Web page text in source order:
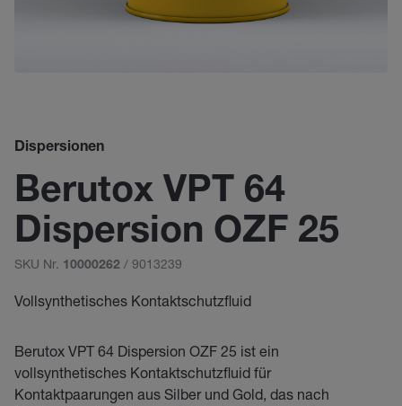
Dispersionen
Berutox VPT 64
Dispersion OZF 25
SKU Nr. 10000262 / 9013239
Vollsynthetisches Kontaktschutzfluid
Berutox VPT 64 Dispersion OZF 25 ist ein
vollsynthetisches Kontaktschutzfluid für
Kontaktpaarungen aus Silber und Gold, das nach